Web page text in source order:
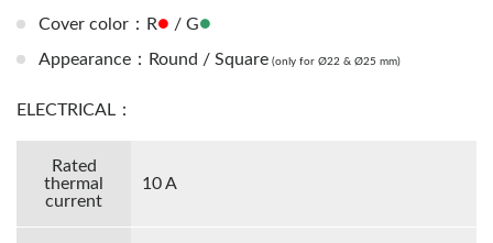
Cover color：R● / G●
Appearance：Round / Square (only for Ø22 & Ø25 mm)
ELECTRICAL：
Rated
thermal
current
10 A